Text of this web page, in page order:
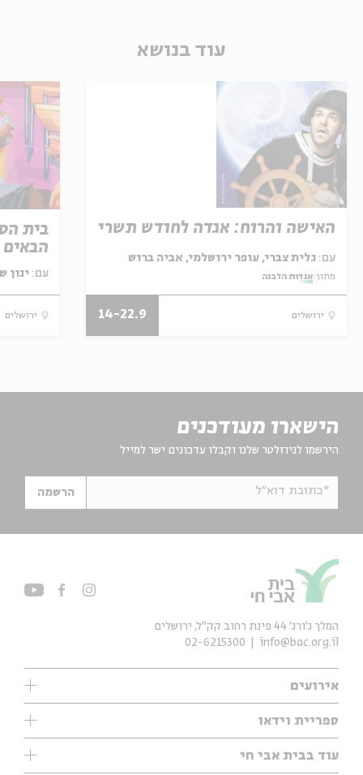
עוד בנושא
האישה והרוח: אגדה לחודש תשרי
עם:
מתוך:אגדות הלבנה
ירושלים 14-22.9
בית
עם: ינון
ירושלים
הישארו מעודכנים
הירשמו לניוזלטר שלנו וקבלו עדכונים ישר למייל
*כתובת דוא"ל הרשמה
אירועים
אנגלית
ספריית וידאו
עוד בבית אבי חי
המלך ג'ורג' 44 פינת רחוב קק״ל, ירושלים
info@bac.org.il
02-6215300